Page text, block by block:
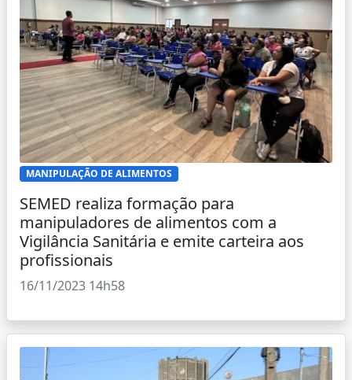
MANIPULAÇÃO DE ALIMENTOS
SEMED realiza formação para
manipuladores de alimentos com a
Vigilância Sanitária e emite carteira aos
profissionais
16/11/2023 14h58